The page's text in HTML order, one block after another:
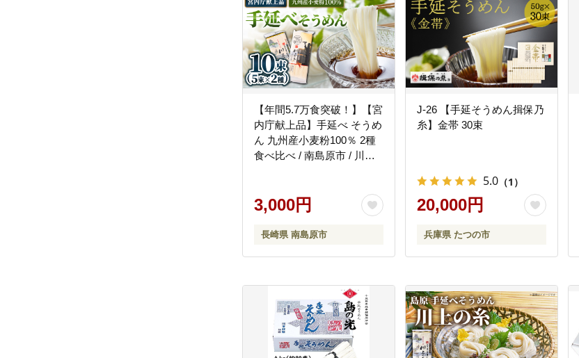
【年間5.7万食突破！】【宮
内庁献上品】手延べ そうめ
ん 九州産小麦粉100％ 2種
食べ比べ / 南島原市 / 川上
3,000円
長崎県 南島原市
J-26 【手延そうめん揖保乃
糸】金帯 30束
5.0 （1）
20,000円
兵庫県 たつの市